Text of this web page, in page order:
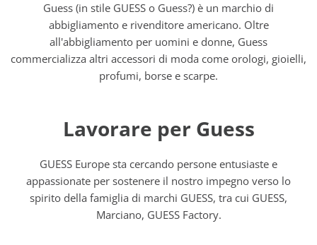
Guess (in stile GUESS o Guess?) è un marchio di
abbigliamento e rivenditore americano. Oltre
all'abbigliamento per uomini e donne, Guess
commercializza altri accessori di moda come orologi, gioielli,
profumi, borse e scarpe.
Lavorare per Guess
GUESS Europe sta cercando persone entusiaste e
appassionate per sostenere il nostro impegno verso lo
spirito della famiglia di marchi GUESS, tra cui GUESS,
Marciano, GUESS Factory.